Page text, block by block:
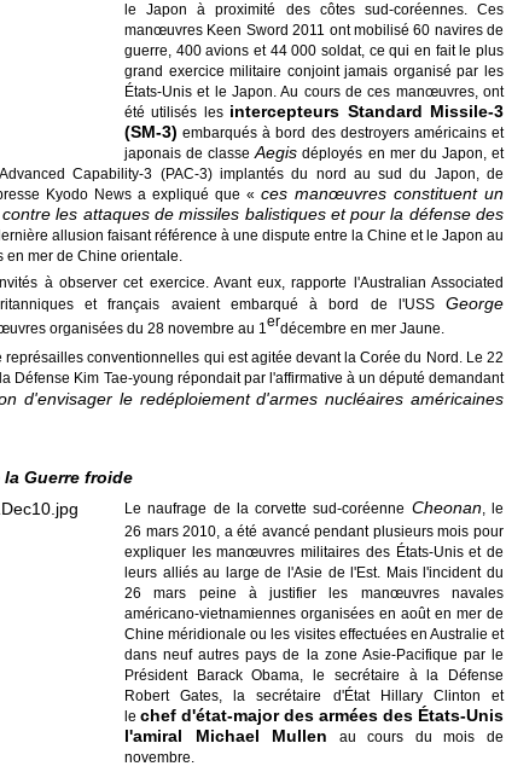
le Japon à proximité des côtes sud-coréennes. Ces
manœuvres Keen Sword 2011 ont mobilisé 60 navires de
guerre, 400 avions et 44 000 soldat, ce qui en fait le plus
grand exercice militaire conjoint jamais organisé par les
États-Unis et le Japon. Au cours de ces manœuvres, ont
été utilisés les intercepteurs Standard Missile-3
(SM-3) embarqués à bord des destroyers américains et
japonais de classeAegis déployés en mer du Japon, et
Capability-3 (PAC-3) implantés du nord au sud du Japon, de
Kyodo News a expliqué que « ces manœuvres constituent un
les attaques de missiles balistiques et pour la défense des
allusion faisant référence à une dispute entre la Chine et le Japon au
en mer de Chine orientale.
à observer cet exercice. Avant eux, rapporte l'Australian Associated
et français avaient embarqué à bord de l'USS George
organisées du 28 novembre au 1erdécembre en mer Jaune.
conventionnelles qui est agitée devant la Corée du Nord. Le 22
Défense Kim Tae-young répondait par l'affirmative à un député demandant
d'envisager le redéploiement d'armes nucléaires américaines
Guerre froide
Le naufrage de la corvette sud-coréenne Cheonan, le
26 mars 2010, a été avancé pendant plusieurs mois pour
expliquer les manœuvres militaires des États-Unis et de
leurs alliés au large de l'Asie de l'Est. Mais l'incident du
26 mars peine à justifier les manœuvres navales
américano-vietnamiennes organisées en août en mer de
Chine méridionale ou les visites effectuées en Australie et
dans neuf autres pays de la zone Asie-Pacifique par le
Président Barack Obama, le secrétaire à la Défense
Robert Gates, la secrétaire d'État Hillary Clinton et
le chef d'état-major des armées des États-Unis
l'amiral Michael Mullen au cours du mois de
novembre.